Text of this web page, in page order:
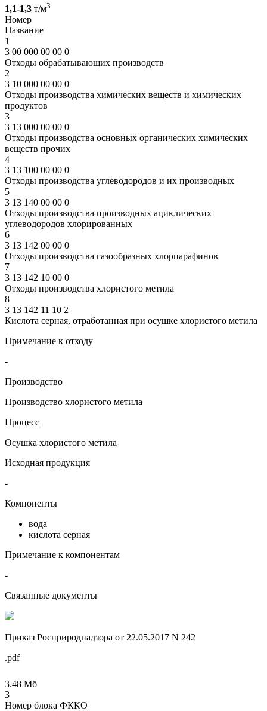
1,1-1,3 т/м3
Номер
Название
1
3 00 000 00 00 0
Отходы обрабатывающих производств
2
3 10 000 00 00 0
Отходы производства химических веществ и химических
продуктов
3
3 13 000 00 00 0
Отходы производства основных органических химических
веществ прочих
4
3 13 100 00 00 0
Отходы производства углеводородов и их производных
5
3 13 140 00 00 0
Отходы производства производных ациклических
углеводородов хлорированных
6
3 13 142 00 00 0
Отходы производства газообразных хлорпарафинов
7
3 13 142 10 00 0
Отходы производства хлористого метила
8
3 13 142 11 10 2
Кислота серная, отработанная при осушке хлористого метила
Примечание к отходу
-
Производство
Производство хлористого метила
Процесс
Осушка хлористого метила
Исходная продукция
-
Компоненты
вода
кислота серная
Примечание к компонентам
-
Связанные документы
Приказ Росприроднадзора от 22.05.2017 N 242
.pdf
3.48 Мб
3
Номер блока ФККО